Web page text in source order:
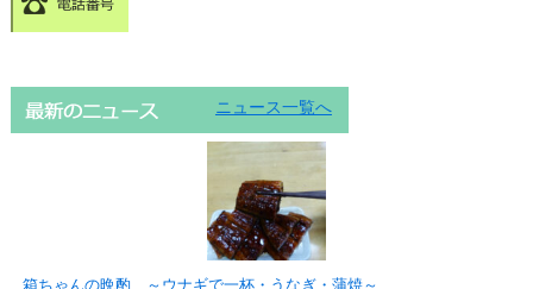
ニュース一覧へ
箱ちゃんの晩酌 ～ウナギで一杯・うなぎ・蒲焼～